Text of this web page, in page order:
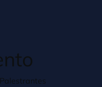
Palestrantes